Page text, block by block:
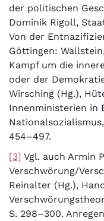
der politischen
Dominik Rigoll,
Von der
Göttingen: Wallstein,
Kampf um die
oder der
Wirsching (Hg.),
Innenministerien in
454–497.
[3] Vgl. auch Armin
Verschwörung/
Reinalter (Hg.),
S. 298–300.